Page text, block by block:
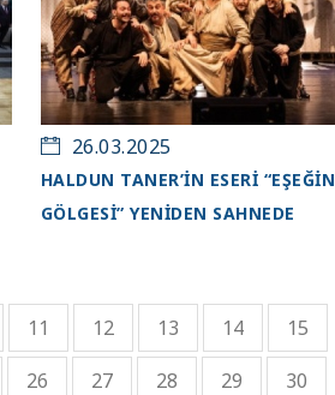
26.03.2025
HALDUN TANER’IN ESERI “EŞEĞIN
GÖLGESI” YENIDEN SAHNEDE
11 12 13 14
15
26 27 28 29
30